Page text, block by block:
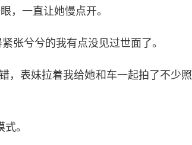
，一直让她慢点开。
张兮兮的我有点没见过世面了。
，表妹拉着我给她和车一起拍了不少照
。